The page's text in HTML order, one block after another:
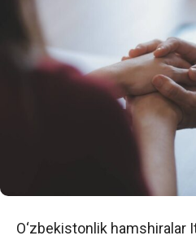
O‘zbekistonlik hamshiralar